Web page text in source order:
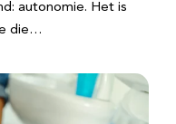
autonomie. Het is
die…